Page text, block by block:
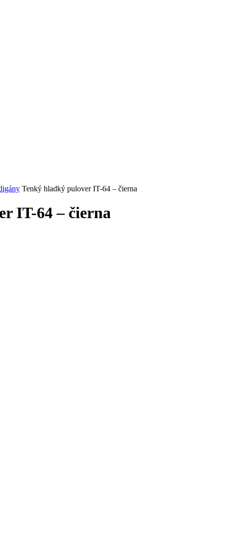
Tenký hladký pulover IT-64 – čierna
IT-64 – čierna